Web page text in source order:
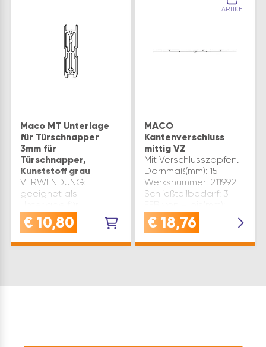
Maco MT Unterlage
für Türschnapper
3mm für
Türschnapper,
Kunststoff grau
VERWENDUNG:
geeignet als
Türschnapper im
Fenstergetriebe
diese Unterlage ist
€ 10,80
ARTIKEL
MACO
Kantenverschluss
mittig VZ
Mit Verschlusszapfen.
Dornmaß(mm): 15
Werksnummer: 211992
Schließteilbedarf: 3
1001- 1400 Material:
Stahl verzinkt
1400 System: MULTI-
€ 18,76